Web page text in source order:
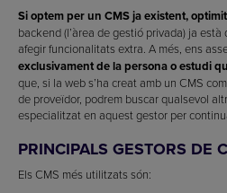
Si optem per un CMS ja existent,
backend (l’àrea de gestió privada) ja
afegir funcionalitats extra. A més, ens
exclusivament de la persona o estudi
que, si la web s’ha creat amb un CMS
de proveïdor, podrem buscar qualsevol
especialitzat en aquest gestor per
PRINCIPALS GESTORS DE
Els CMS més utilitzats són: